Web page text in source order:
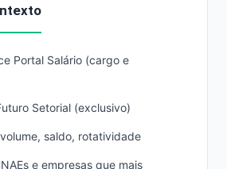
Portal Salário (cargo e
Setorial (exclusivo)
saldo, rotatividade
e empresas que mais